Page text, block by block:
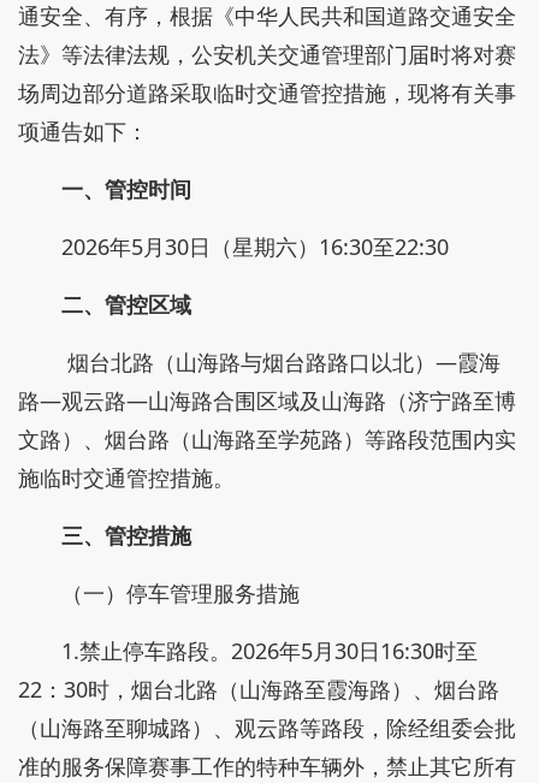
通安全、有序，根据《中华人民共和国道路交通安全
法》等法律法规，公安机关交通管理部门届时将对赛
场周边部分道路采取临时交通管控措施，现将有关事
项通告如下：
一、管控时间
2026年5月30日（星期六）16:30至22:30
二、管控区域
烟台北路（山海路与烟台路路口以北）—霞海
路—观云路—山海路合围区域及山海路（济宁路至博
文路）、烟台路（山海路至学苑路）等路段范围内实
施临时交通管控措施。
三、管控措施
（一）停车管理服务措施
1.禁止停车路段。2026年5月30日16:30时至
22：30时，烟台北路（山海路至霞海路）、烟台路
（山海路至聊城路）、观云路等路段，除经组委会批
准的服务保障赛事工作的特种车辆外，禁止其它所有